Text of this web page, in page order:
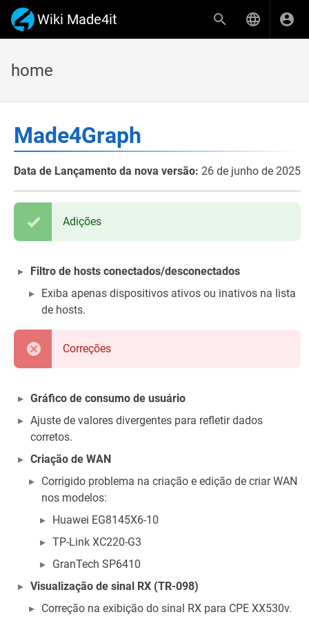
Wiki Made4it
home
Made4Graph
Data de Lançamento da nova versão: 26 de junho de 2025
Adições
Filtro de hosts conectados/desconectados
Exiba apenas dispositivos ativos ou inativos na lista
de hosts.
Correções
Gráfico de consumo de usuário
Ajuste de valores divergentes para refletir dados
corretos.
Criação de WAN
Corrigido problema na criação e edição de criar WAN
nos modelos:
Huawei EG8145X6-10
TP-Link XC220-G3
GranTech SP6410
Visualização de sinal RX (TR-098)
Correção na exibição do sinal RX para CPE XX530v.